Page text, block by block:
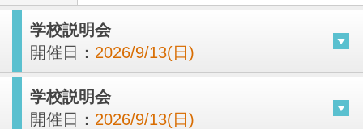
学校説明会
開催日： 2026/9/13(日)
学校説明会
開催日： 2026/9/13(日)